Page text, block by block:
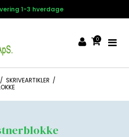
1-3 hverdage
0
/ SKRIVEARTIKLER /